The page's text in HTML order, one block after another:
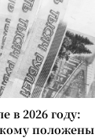
в 2026 году:
положены